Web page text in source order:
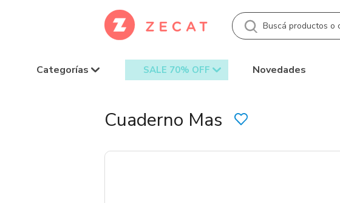
Categorías SALE 70% OFF Novedades
Cuaderno Mas